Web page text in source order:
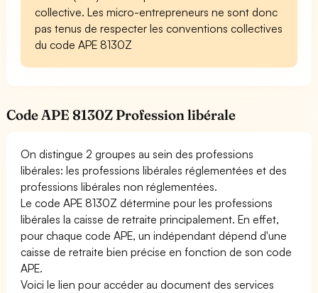
collective. Les micro-entrepreneurs ne sont donc
pas tenus de respecter les conventions collectives
du code APE 8130Z
Code APE 8130Z Profession libérale
On distingue 2 groupes au sein des professions
libérales: les professions libérales réglementées et des
professions libérales non réglementées.
Le code APE 8130Z détermine pour les professions
libérales la caisse de retraite principalement. En effet,
pour chaque code APE, un indépendant dépend d'une
caisse de retraite bien précise en fonction de son code
APE.
Voici le lien pour accéder au document des services